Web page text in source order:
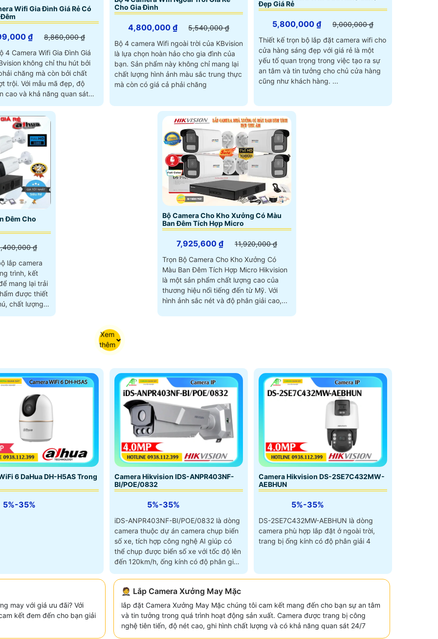
Wifi Gia Đình Giá Rẻ Có
₫
8,860,000 ₫
4 Camera Wifi Gia Đình Giá
không chỉ thu hút bởi
chăng mà còn bởi chất
mã đẹp, độ
cao và khả năng quan sát
Cho Gia Đình
4,800,000 ₫
5,540,000 ₫
Bộ 4 camera Wifi ngoài trời của KBvision
là lựa chọn hoàn hảo cho gia đình của
bạn. Sản phẩm này không chỉ mang lại
chất lượng hình ảnh màu sắc trung thực
mà còn có giá cả phải chăng
Đẹp Giá Rẻ
5,800,000 ₫
9,000,000 ₫
Thiết kế trọn bộ lắp đặt camera wifi cho
cửa hàng sáng đẹp với giá rẻ là một
yếu tố quan trọng trong việc tạo ra sự
an tâm và tin tưởng cho chủ cửa hàng
cũng như khách hàng. ...
Đêm Cho
₫
lắp camera
trình, kết
mang lại trải
chất lượng
mọi nhu
Bộ Camera Cho Kho Xưởng Có Màu
Ban Đêm Tích Hợp Micro
7,925,600 ₫
11,920,000 ₫
Trọn Bộ Camera Cho Kho Xưởng Có
Màu Ban Đêm Tích Hợp Micro Hikvision
là một sản phẩm chất lượng cao của
thương hiệu nổi tiếng đến từ Mỹ. Với
hình ảnh sắc nét và độ phân giải cao,...
Xem
thêm
6 DaHua DH-H5AS Trong
5%-35%
Camera Hikvision IDS-ANPR403NF-
BI/POE/0832
5%-35%
iDS-ANPR403NF-BI/POE/0832 là dòng
camera thuộc dự án camera chụp biển
số xe, tích hợp công nghệ AI giúp có
thể chụp được biển số xe với tốc độ lên
đến 120km/h, ống kính có độ phân giải
Camera Hikvision DS-2SE7C432MW-
AEBHUN
5%-35%
DS-2SE7C432MW-AEBHUN là dòng
camera phù hợp lắp đặt ở ngoài trời,
trang bị ống kính có độ phân giải 4
may với giá ưu đãi? Với
kết đem đến cho bạn giải
🤵 Lắp Camera Xưởng May Mặc
lắp đặt Camera Xưởng May Mặc chúng tôi cam kết mang đến cho bạn sự an tâm
và tin tưởng trong quá trình hoạt động sản xuất. Camera được trang bị công
nghệ tiên tiến, độ nét cao, ghi hình chất lượng và có khả năng quan sát 24/7